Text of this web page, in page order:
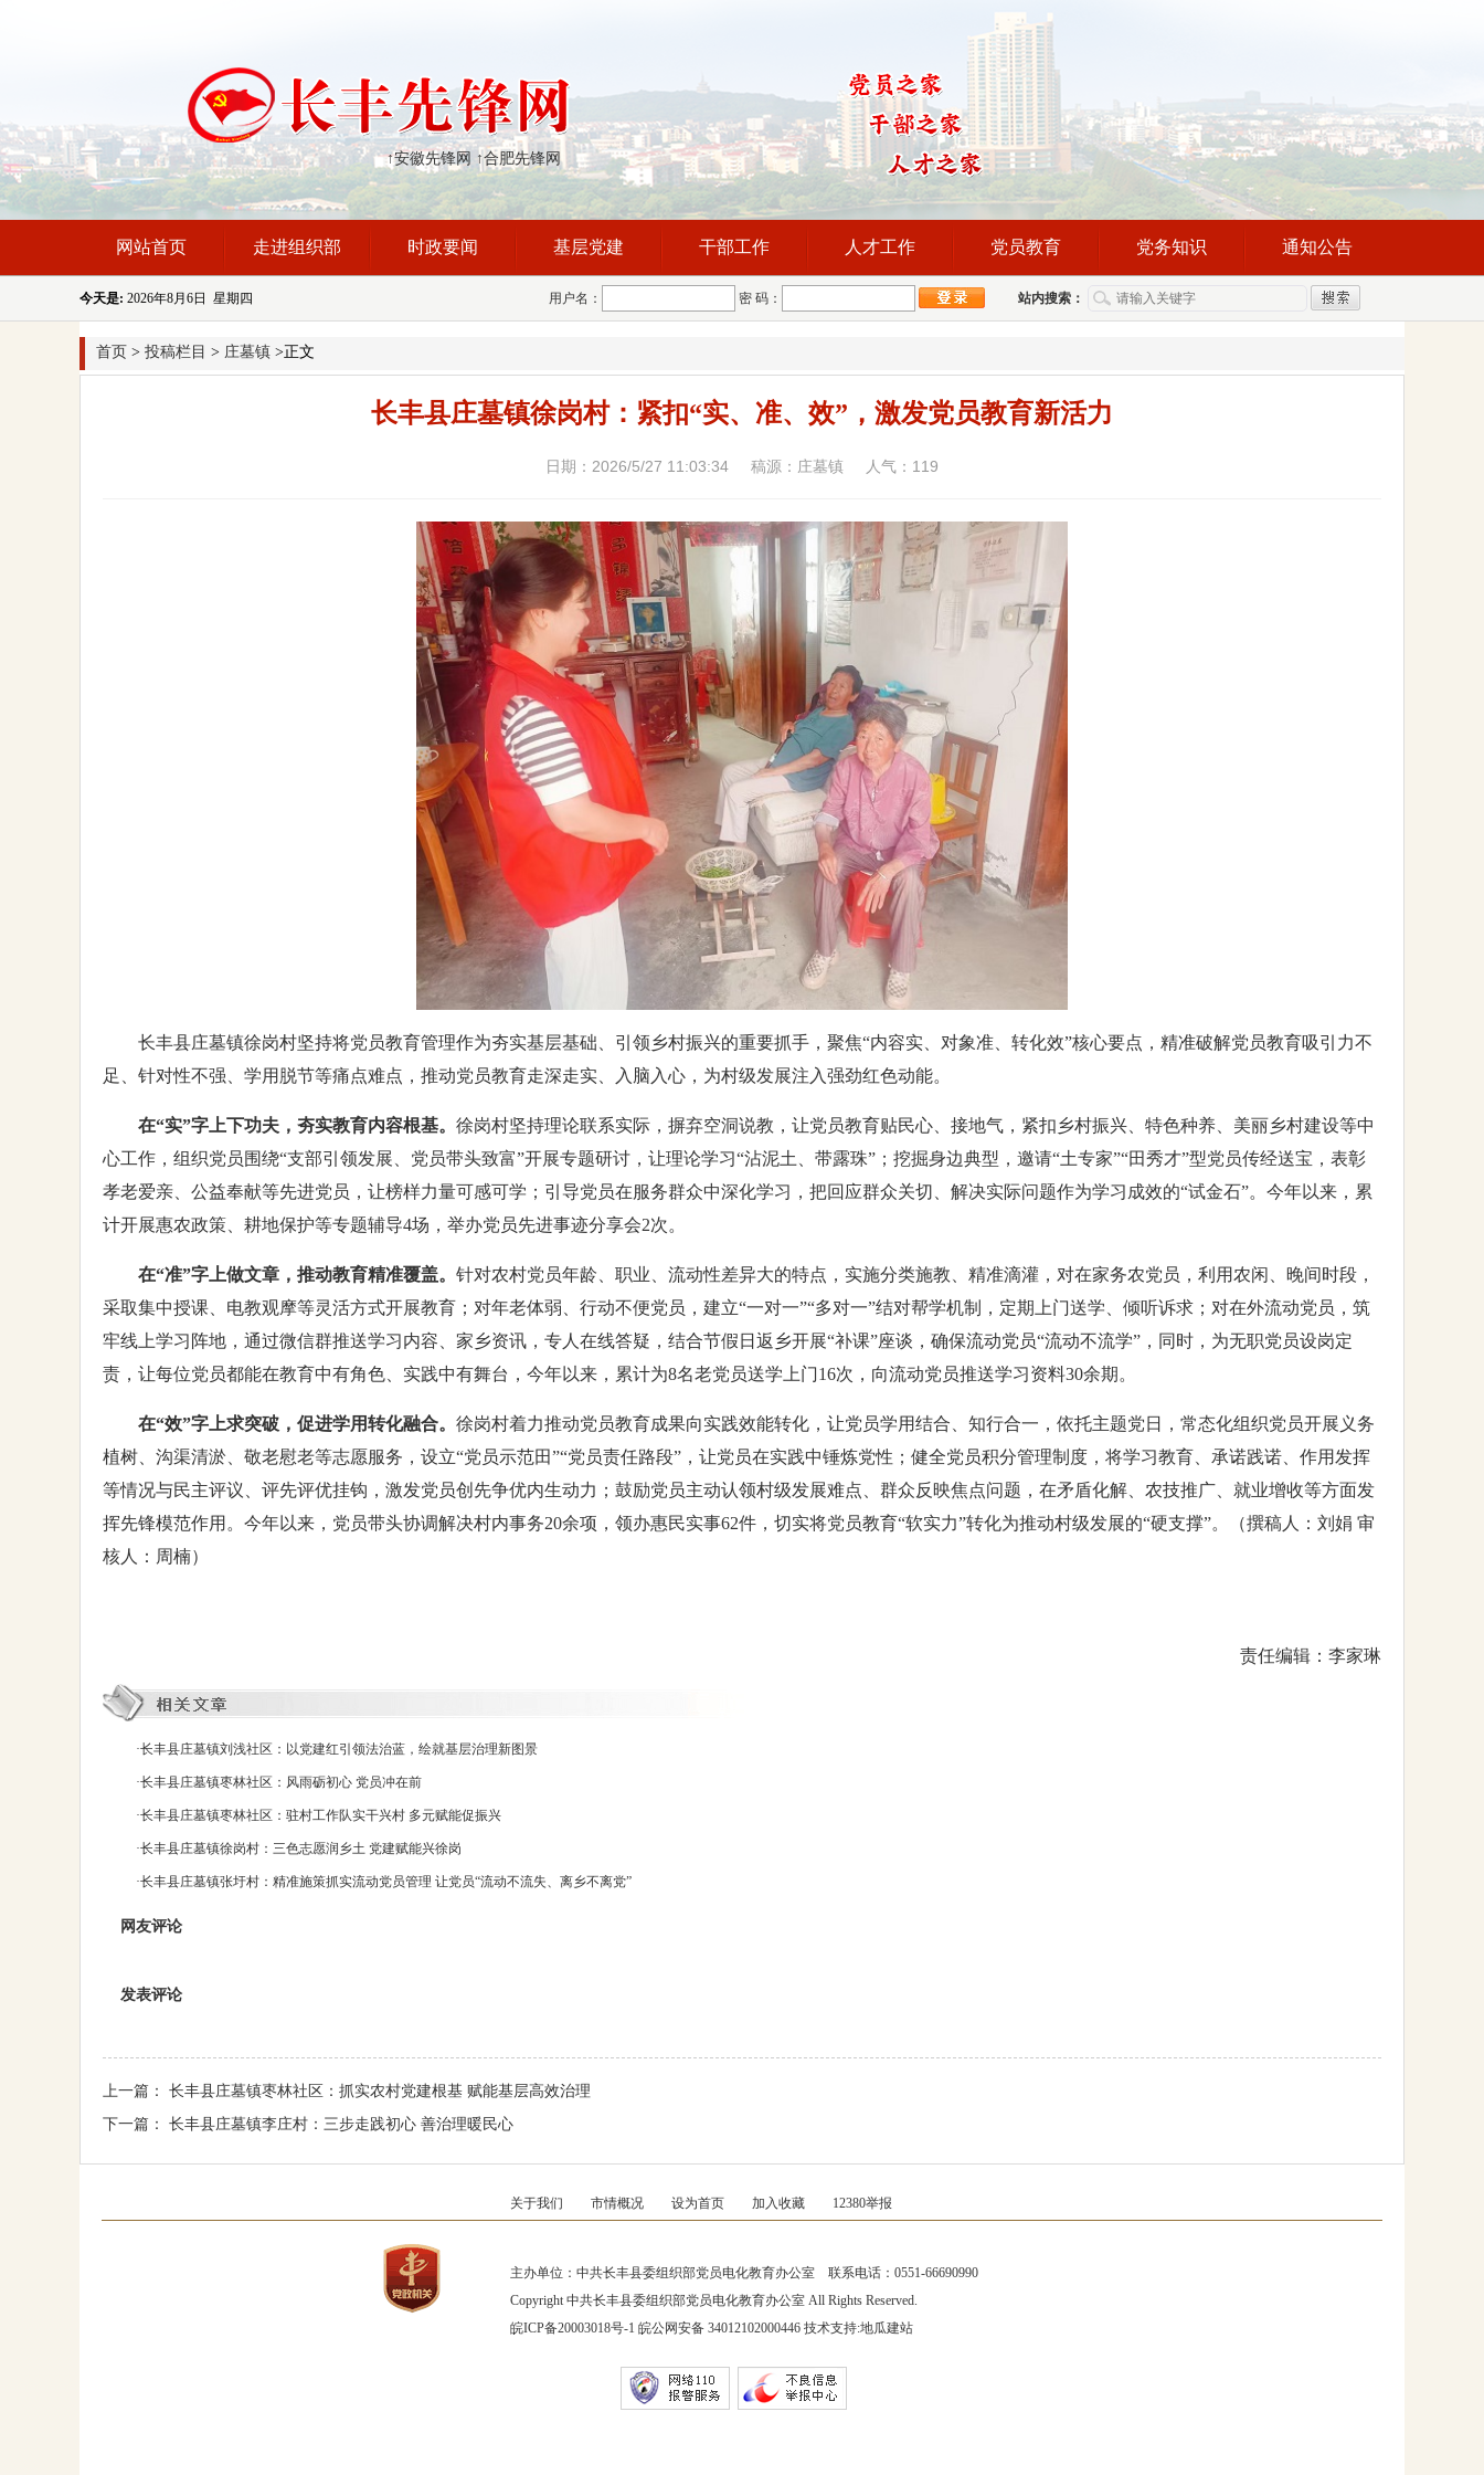
↑安徽先锋网 ↑合肥先锋网
网站首页 走进组织部 时政要闻 基层党建 干部工作 人才工作 党员教育 党务知识 通知公告
今天是: 2026年8月6日 星期四 用户名： 密 码： 站内搜索：
首页 > 投稿栏目 > 庄墓镇 >正文
长丰县庄墓镇徐岗村：紧扣“实、准、效”，激发党员教育新活力
日期：2026/5/27 11:03:34 稿源：庄墓镇 人气： 119
长丰县庄墓镇徐岗村坚持将党员教育管理作为夯实基层基础、引领乡村振兴的重要抓手，聚焦“内容实、对象准、转化效”核心要点，精准破解党员教育吸引力不
足、针对性不强、学用脱节等痛点难点，推动党员教育走深走实、入脑入心，为村级发展注入强劲红色动能。
在“实”字上下功夫，夯实教育内容根基。 徐岗村坚持理论联系实际，摒弃空洞说教，让党员教育贴民心、接地气，紧扣乡村振兴、特色种养、美丽乡村建设等中
心工作，组织党员围绕“支部引领发展、党员带头致富”开展专题研讨，让理论学习“沾泥土、带露珠”；挖掘身边典型，邀请“土专家”“田秀才”型党员传经送宝，表彰
孝老爱亲、公益奉献等先进党员，让榜样力量可感可学；引导党员在服务群众中深化学习，把回应群众关切、解决实际问题作为学习成效的“试金石”。今年以来，累
计开展惠农政策、耕地保护等专题辅导4场，举办党员先进事迹分享会2次。
在“准”字上做文章，推动教育精准覆盖。 针对农村党员年龄、职业、流动性差异大的特点，实施分类施教、精准滴灌，对在家务农党员，利用农闲、晚间时段，
采取集中授课、电教观摩等灵活方式开展教育；对年老体弱、行动不便党员，建立“一对一”“多对一”结对帮学机制，定期上门送学、倾听诉求；对在外流动党员，筑
牢线上学习阵地，通过微信群推送学习内容、家乡资讯，专人在线答疑，结合节假日返乡开展“补课”座谈，确保流动党员“流动不流学”，同时，为无职党员设岗定
责，让每位党员都能在教育中有角色、实践中有舞台，今年以来，累计为8名老党员送学上门16次，向流动党员推送学习资料30余期。
在“效”字上求突破，促进学用转化融合。 徐岗村着力推动党员教育成果向实践效能转化，让党员学用结合、知行合一，依托主题党日，常态化组织党员开展义务
植树、沟渠清淤、敬老慰老等志愿服务，设立“党员示范田”“党员责任路段”，让党员在实践中锤炼党性；健全党员积分管理制度，将学习教育、承诺践诺、作用发挥
等情况与民主评议、评先评优挂钩，激发党员创先争优内生动力；鼓励党员主动认领村级发展难点、群众反映焦点问题，在矛盾化解、农技推广、就业增收等方面发
挥先锋模范作用。今年以来，党员带头协调解决村内事务20余项，领办惠民实事62件，切实将党员教育“软实力”转化为推动村级发展的“硬支撑”。（撰稿人：刘娟 审
核人：周楠）
责任编辑：李家琳
·长丰县庄墓镇刘浅社区：以党建红引领法治蓝，绘就基层治理新图景
·长丰县庄墓镇枣林社区：风雨砺初心 党员冲在前
·长丰县庄墓镇枣林社区：驻村工作队实干兴村 多元赋能促振兴
·长丰县庄墓镇徐岗村：三色志愿润乡土 党建赋能兴徐岗
·长丰县庄墓镇张圩村：精准施策抓实流动党员管理 让党员“流动不流失、离乡不离党”
网友评论
发表评论
上一篇： 长丰县庄墓镇枣林社区：抓实农村党建根基 赋能基层高效治理
下一篇： 长丰县庄墓镇李庄村：三步走践初心 善治理暖民心
关于我们 市情概况 设为首页 加入收藏 12380举报
主办单位：中共长丰县委组织部党员电化教育办公室 联系电话：0551-66690990
Copyright 中共长丰县委组织部党员电化教育办公室 All Rights Reserved.
皖ICP备20003018号-1 皖公网安备 34012102000446 技术支持:地瓜建站